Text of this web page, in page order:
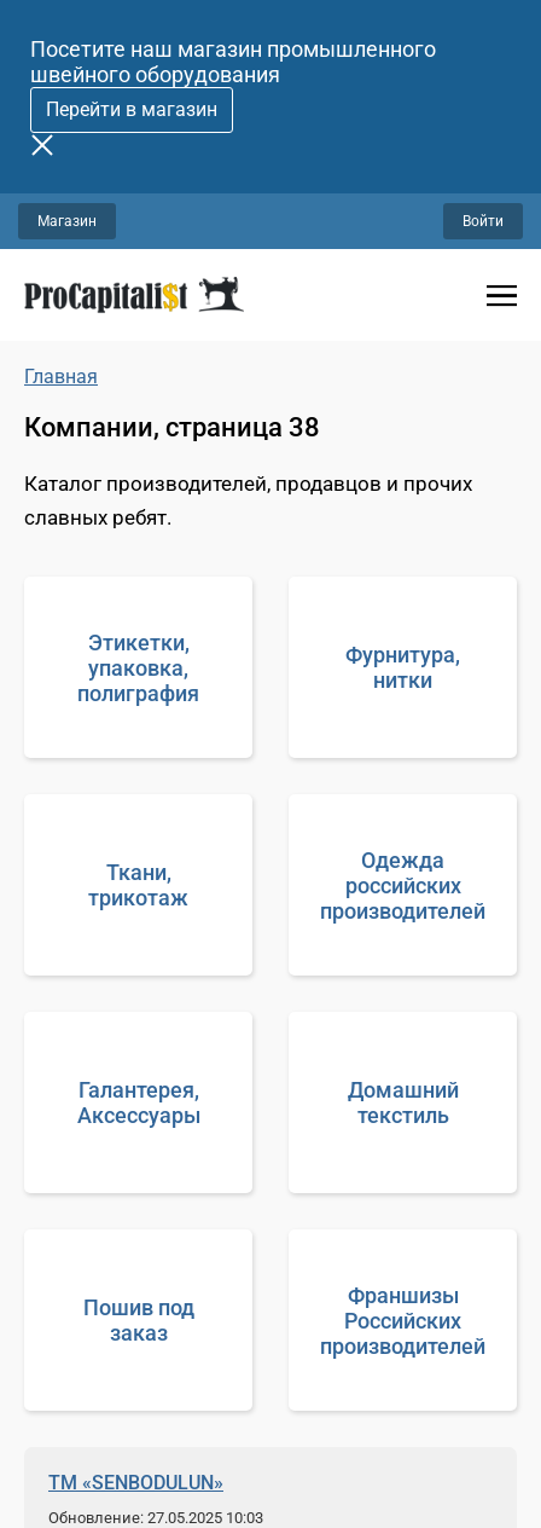
Посетите наш магазин промышленного
швейного оборудования
Перейти в магазин
Магазин Войти
Главная
Компании, страница 38
Каталог производителей, продавцов и прочих
славных ребят.
Этикетки,
упаковка,
полиграфия
Фурнитура,
нитки
Ткани,
трикотаж
Одежда
российских
производителей
Галантерея,
Аксессуары
Домашний
текстиль
Пошив под
заказ
Франшизы
Российских
производителей
ТМ «SENBODULUN»
Обновление: 27.05.2025 10:03